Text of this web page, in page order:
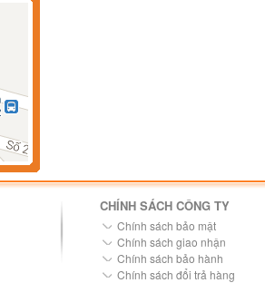
CHÍNH SÁCH CÔNG TY
Chính sách bảo mật
Chính sách giao nhận
Chính sách bảo hành
Chính sách đổi trả hàng